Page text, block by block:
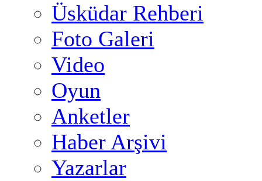
Üsküdar Rehberi
Foto Galeri
Video
Oyun
Anketler
Haber Arşivi
Yazarlar